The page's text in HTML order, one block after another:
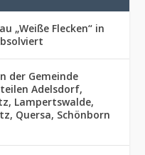
„Weiße Flecken“ in
der Gemeinde
Adelsdorf,
Lampertswalde,
Quersa, Schönborn